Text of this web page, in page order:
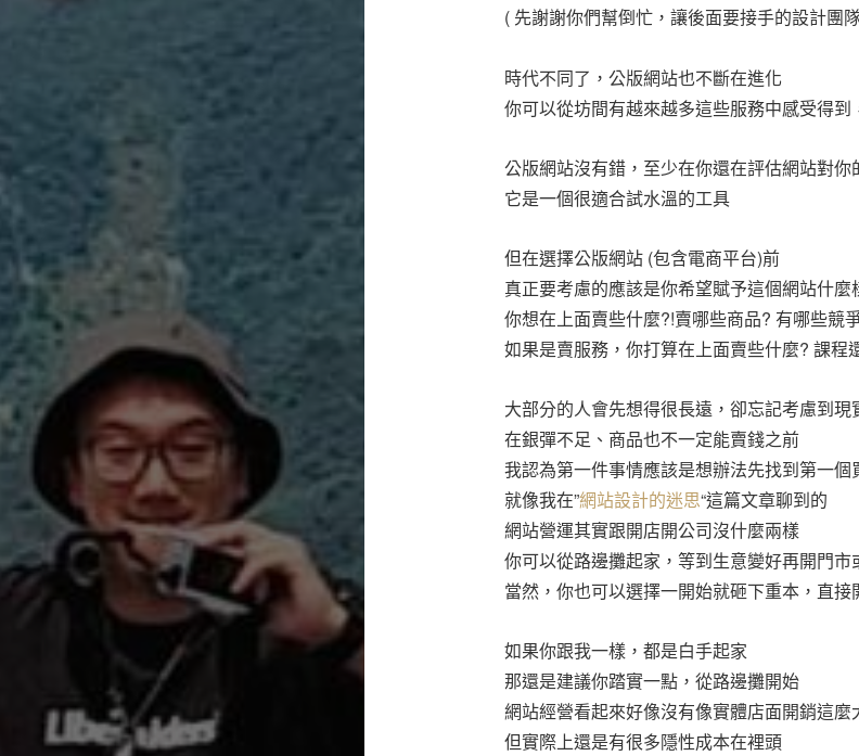
( 先謝謝你們幫倒忙，讓後面要接手的設計團
時代不同了，公版網站也不斷在進化
你可以從坊間有越來越多這些服務中感受得
公版網站沒有錯，至少在你還在評估網站對你
它是一個很適合試水溫的工具
但在選擇公版網站 (包含電商平台)前
真正要考慮的應該是你希望賦予這個網站什麼
你想在上面賣些什麼?!賣哪些商品? 有哪些競
如果是賣服務，你打算在上面賣些什麼? 課程
大部分的人會先想得很長遠，卻忘記考慮到現
在銀彈不足、商品也不一定能賣錢之前
我認為第一件事情應該是想辦法先找到第一個
就像我在”網站設計的迷思“這篇文章聊到的
網站營運其實跟開店開公司沒什麼兩樣
你可以從路邊攤起家，等到生意變好再開門市
當然，你也可以選擇一開始就砸下重本，直
如果你跟我一樣，都是白手起家
那還是建議你踏實一點，從路邊攤開始
網站經營看起來好像沒有像實體店面開銷這麼
但實際上還是有很多隱性成本在裡頭